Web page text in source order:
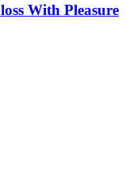
With Pleasure